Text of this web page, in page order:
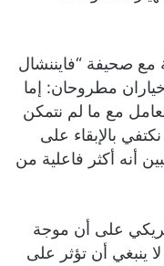
صحيفة “فايننشال
مطروحان: إما
مع ما لم نتمكن
بالإبقاء على
أنه أكثر فاعلية من
على أن موجة
لا ينبغي أن تؤثر على